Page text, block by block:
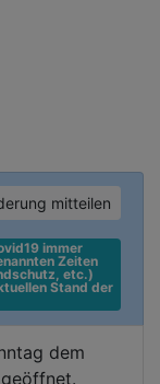
mitteilen
immer
Zeiten
etc.)
Stand der
dem